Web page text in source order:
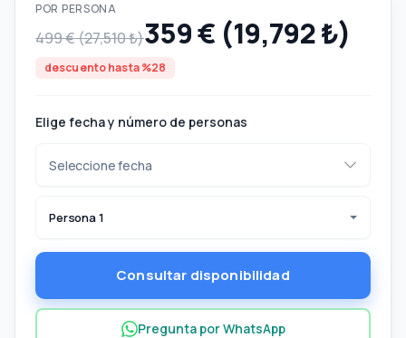
POR PERSONA
499 € (27,510 ₺)359 € (19,792 ₺)
descuento hasta %28
Elige fecha y número de personas
Persona 1
Consultar disponibilidad
Pregunta por WhatsApp